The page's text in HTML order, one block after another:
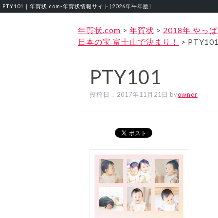
PTY101｜年賀状.com‐年賀状情報サイト[2026年午年版]
年賀状.com > 年賀状 > 2018年 やっ
日本の宝 富士山で決まり！
> PTY101
PTY101
投稿日： 2017年11月21日 byowner